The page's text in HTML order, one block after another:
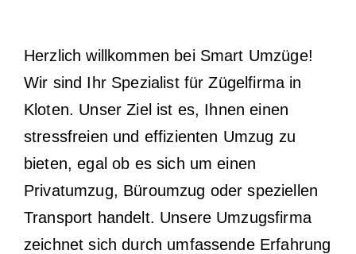
Herzlich willkommen bei Smart Umzüge!
Wir sind Ihr Spezialist für Zügelfirma in
Kloten. Unser Ziel ist es, Ihnen einen
stressfreien und effizienten Umzug zu
bieten, egal ob es sich um einen
Privatumzug, Büroumzug oder speziellen
Transport handelt. Unsere Umzugsfirma
zeichnet sich durch umfassende Erfahrung